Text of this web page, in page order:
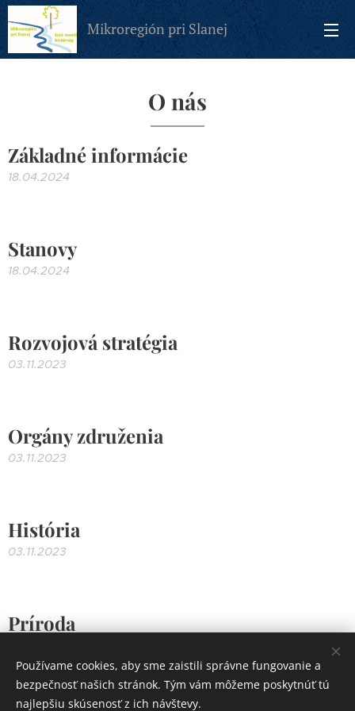
Mikroregión pri Slanej
O nás
Základné informácie
18.04.2024
Stanovy
18.04.2024
Rozvojová stratégia
03.11.2023
Orgány združenia
03.11.2023
História
03.11.2023
Príroda
Používame cookies, aby sme zaistili správne fungovanie a
bezpečnosť našich stránok. Tým vám môžeme poskytnúť tú
najlepšiu skúsenosť z ich návštevy.